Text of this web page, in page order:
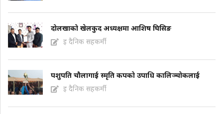
दोलखाको खेलकुद अध्यक्षमा आशिष घिसिङ
इ दैनिक सहकर्मी
पशुपति चौलागाई स्मृति कपको उपाधि कालिञ्चोकलाई
इ दैनिक सहकर्मी